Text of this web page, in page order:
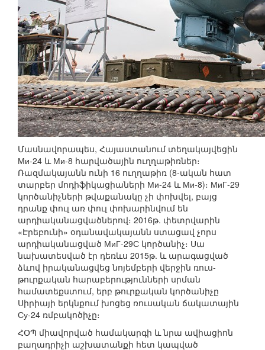
Մասնավորապես, Հայաստանում տեղակայվեցին
Ми-24 և Ми-8 հարվածային ուղղաթիռներ։
Ռազմակայանն ունի 16 ուղղաթիռ (8-ական հատ
տարբեր մոդիֆիկացիաների Ми-24 և Ми-8)։ МиГ-29
կործանիչների թվաքանակը չի փոխվել, բայց
դրանք փուլ առ փուլ փոխարինվում են
արդիականացվածներով։ 2016թ. փետրվարին
«Էրեբունի» օդանավակայանն ստացավ չորս
արդիականացված МиГ-29С կործանիչ։ Սա
նախատեսված էր դեռևս 2015թ. և արագացված
ձևով իրականացվեց նոյեմբերի վերջին ռուս-
թուրքական հարաբերությունների սրման
համատեքստում, երբ թուրքական կործանիչը
Սիրիայի երկնքում խոցեց ռուսական ճակատային
Су-24 ռմբակոծիչը։
ՀՕՊ միավորված համակարգի և նրա ավիացիոն
բաղադրիչի աշխատանքի հետ կապված